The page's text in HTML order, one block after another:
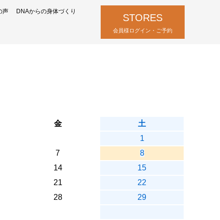
声 DNAからの身体づくり
STORES
会員様ログイン・ご予約
金
土
1
7
8
14
15
21
22
28
29